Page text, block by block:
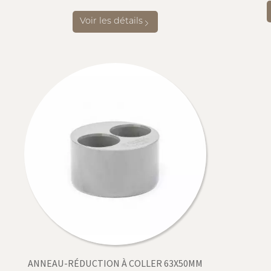
Voir les détails
ANNEAU-RÉDUCTION À COLLER 63X50MM